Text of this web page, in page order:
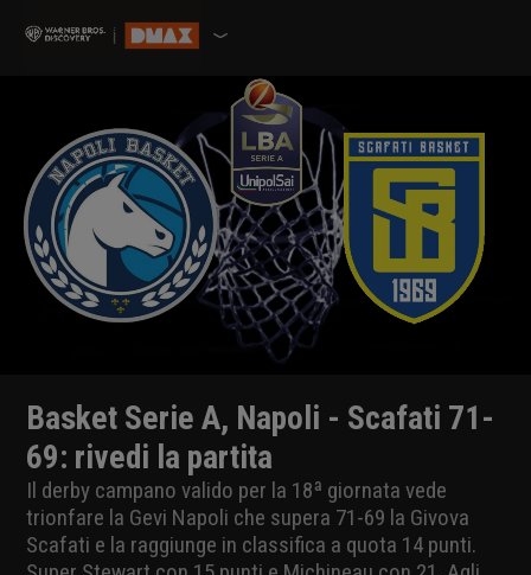
Basket Serie A, Napoli - Scafati 71-
69: rivedi la partita
Il derby campano valido per la 18ª giornata vede
trionfare la Gevi Napoli che supera 71-69 la Givova
Scafati e la raggiunge in classifica a quota 14 punti.